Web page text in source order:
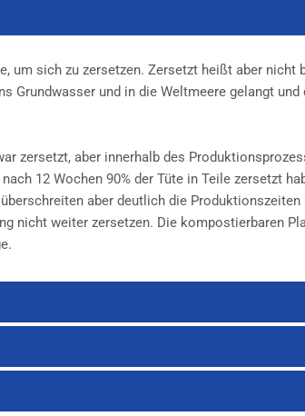
um sich zu zersetzen. Zersetzt heißt aber nicht
Grundwasser und in die Weltmeere gelangt
zersetzt, aber innerhalb des
12 Wochen 90% der Tüte in Teile zersetzt
aber deutlich die
nicht weiter zersetzen. Die kompostierbaren